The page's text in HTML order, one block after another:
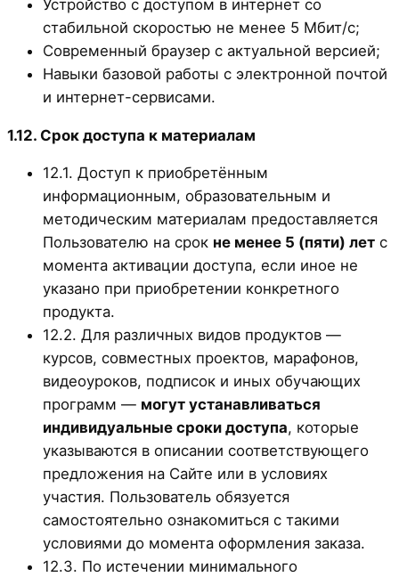
Устройство с доступом в интернет со
стабильной скоростью не менее 5 Мбит/с;
Современный браузер с актуальной версией;
Навыки базовой работы с электронной почтой
и интернет-сервисами.
1.12. Срок доступа к материалам
12.1. Доступ к приобретённым
информационным, образовательным и
методическим материалам предоставляется
Пользователю на срок не менее 5 (пяти) лет с
момента активации доступа, если иное не
указано при приобретении конкретного
продукта.
12.2. Для различных видов продуктов —
курсов, совместных проектов, марафонов,
видеоуроков, подписок и иных обучающих
программ — могут устанавливаться
индивидуальные сроки доступа, которые
указываются в описании соответствующего
предложения на Сайте или в условиях
участия. Пользователь обязуется
самостоятельно ознакомиться с такими
условиями до момента оформления заказа.
12.3. По истечении минимального